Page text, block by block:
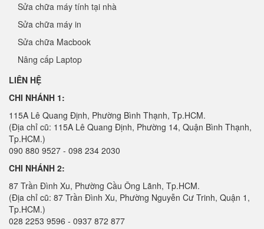
Sửa chữa máy tính tại nhà
Sửa chữa máy in
Sửa chữa Macbook
Nâng cấp Laptop
LIÊN HỆ
CHI NHÁNH 1:
115A Lê Quang Định, Phường Bình Thạnh, Tp.HCM.
(Địa chỉ cũ: 115A Lê Quang Định, Phường 14, Quận Bình Thạnh,
Tp.HCM.)
090 880 9527 - 098 234 2030
CHI NHÁNH 2:
87 Trần Đình Xu, Phường Cầu Ông Lãnh, Tp.HCM.
(Địa chỉ cũ: 87 Trần Đình Xu, Phường Nguyễn Cư Trinh, Quận 1,
Tp.HCM.)
028 2253 9596 - 0937 872 877